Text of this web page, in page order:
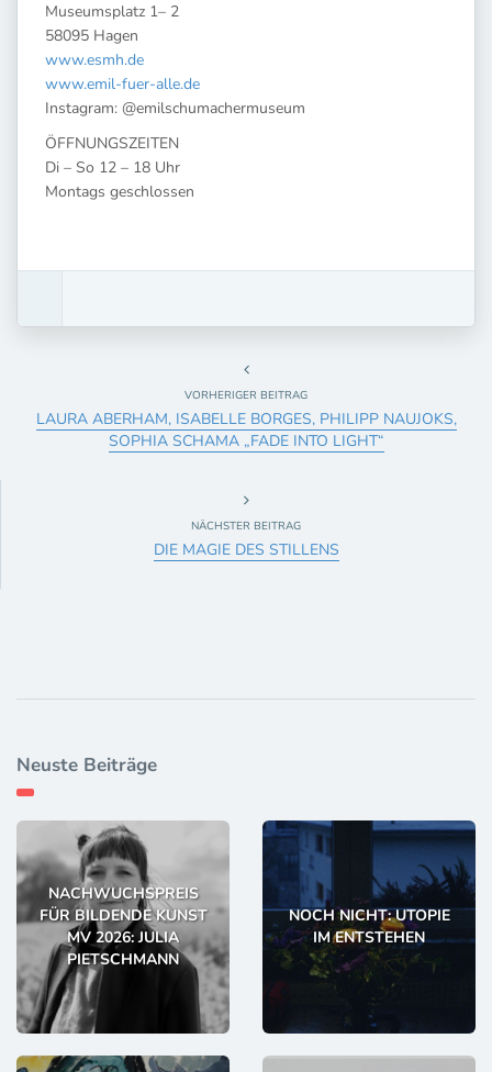
Museumsplatz 1– 2
58095 Hagen
www.esmh.de
www.emil-fuer-alle.de
Instagram: @emilschumachermuseum
ÖFFNUNGSZEITEN
Di – So 12 – 18 Uhr
Montags geschlossen
VORHERIGER BEITRAG
LAURA ABERHAM, ISABELLE BORGES, PHILIPP NAUJOKS,
SOPHIA SCHAMA „FADE INTO LIGHT“
NÄCHSTER BEITRAG
DIE MAGIE DES STILLENS
Neuste Beiträge
NACHWUCHSPREIS
FÜR BILDENDE KUNST
MV 2026: JULIA
PIETSCHMANN
NOCH NICHT: UTOPIE
IM ENTSTEHEN